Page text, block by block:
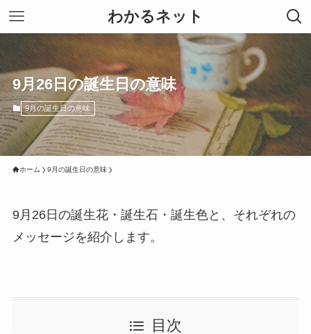
わかるネット
9月26日の誕生日の意味
9月の誕生日の意味
ホーム 9月の誕生日の意味
9月26日の誕生花・誕生石・誕生色と、それぞれの
メッセージを紹介します。
目次